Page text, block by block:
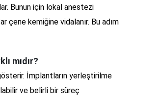
Bunun için lokal anestezi
çene kemiğine vidalanır. Bu adım
mıdır?
İmplantların yerleştirilme
ve belirli bir süreç